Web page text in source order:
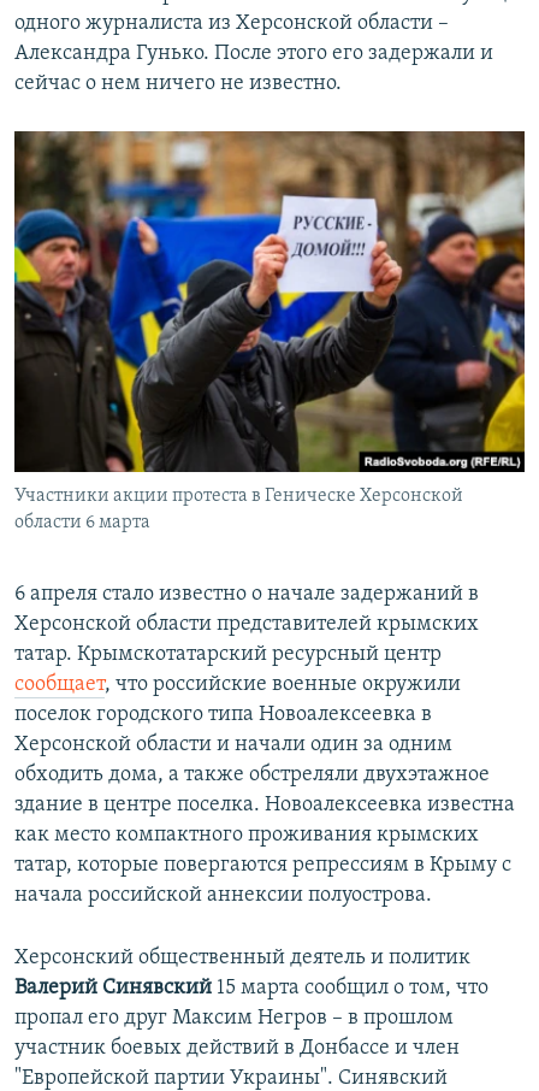
одного журналиста из Херсонской области –
Александра Гунько. После этого его задержали и
сейчас о нем ничего не известно.
Участники акции протеста в Геническе Херсонской
области 6 марта
6 апреля стало известно о начале задержаний в
Херсонской области представителей крымских
татар. Крымскотатарский ресурсный центр
сообщает, что российские военные окружили
поселок городского типа Новоалексеевка в
Херсонской области и начали один за одним
обходить дома, а также обстреляли двухэтажное
здание в центре поселка. Новоалексеевка известна
как место компактного проживания крымских
татар, которые повергаются репрессиям в Крыму с
начала российской аннексии полуострова.
Херсонский общественный деятель и политик
Валерий Синявский 15 марта сообщил о том, что
пропал его друг Максим Негров – в прошлом
участник боевых действий в Донбассе и член
"Европейской партии Украины". Синявский